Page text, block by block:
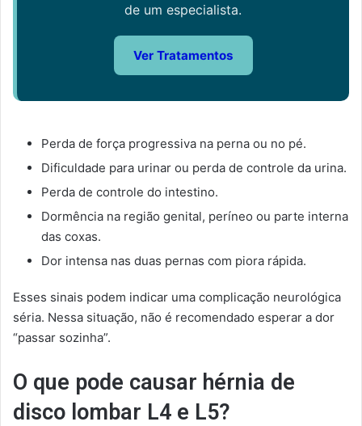
de um especialista.
Ver Tratamentos
Perda de força progressiva na perna ou no pé.
Dificuldade para urinar ou perda de controle da urina.
Perda de controle do intestino.
Dormência na região genital, períneo ou parte interna
das coxas.
Dor intensa nas duas pernas com piora rápida.
Esses sinais podem indicar uma complicação neurológica
séria. Nessa situação, não é recomendado esperar a dor
“passar sozinha”.
O que pode causar hérnia de
disco lombar L4 e L5?